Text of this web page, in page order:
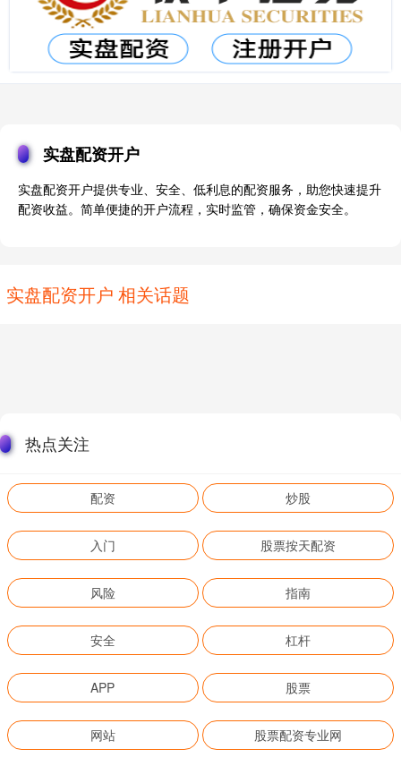
实盘配资开户
实盘配资开户提供专业、安全、低利息的配资服务，助您快速提升
配资收益。简单便捷的开户流程，实时监管，确保资金安全。
实盘配资开户 相关话题
热点关注
配资 炒股
入门 股票按天配资
风险 指南
安全 杠杆
APP 股票
网站 股票配资专业网